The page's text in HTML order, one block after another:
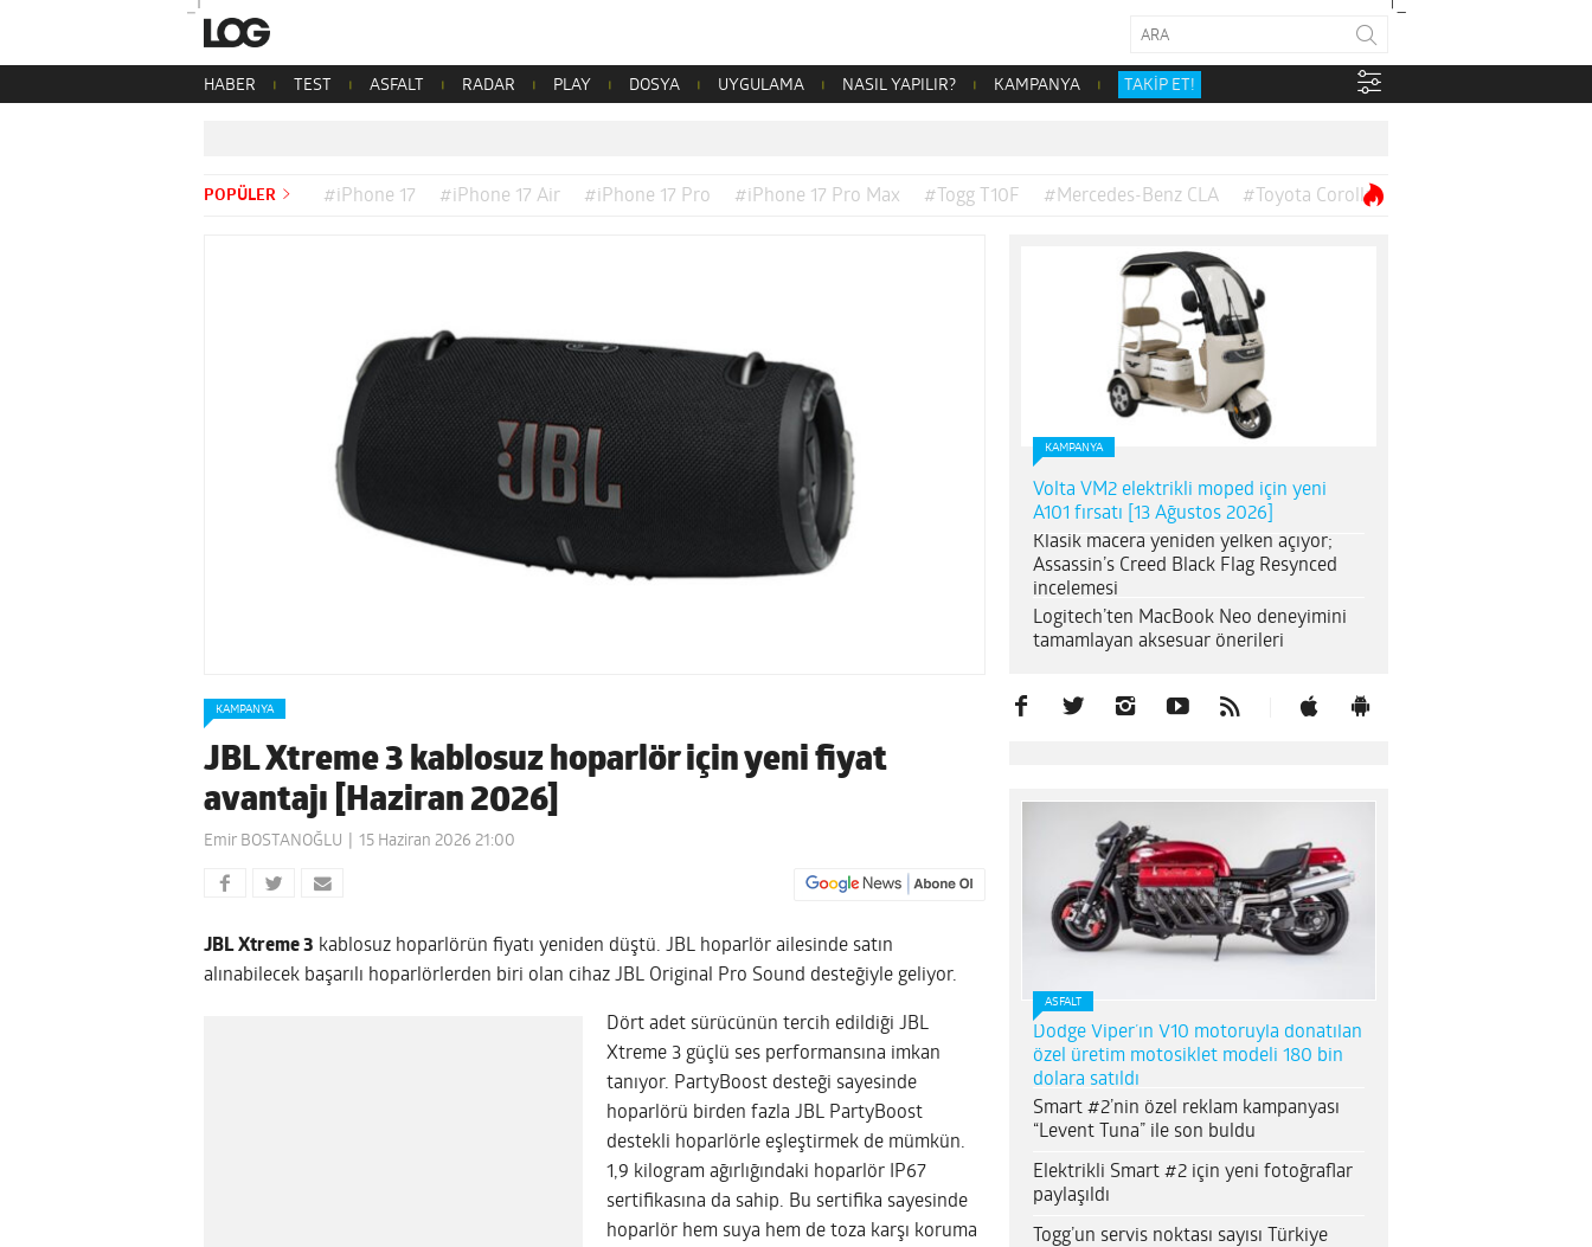
HABER TEST ASFALT RADAR PLAY DOSYA UYGULAMA NASIL YAPILIR? KAMPANYA TAKİP ET!
POPÜLER #iPhone 17 #iPhone 17 Air #iPhone 17 Pro #iPhone 17 Pro Max #Togg T10F #Mercedes-Benz CLA #Toyota Corolla
KAMPANYA
JBL Xtreme 3 kablosuz hoparlör için yeni fiyat
avantajı [Haziran 2026]
Emir BOSTANOĞLU 15 Haziran 2026 21:00
JBL Xtreme 3 kablosuz hoparlörün fiyatı yeniden düştü. JBL hoparlör ailesinde satın
alınabilecek başarılı hoparlörlerden biri olan cihaz JBL Original Pro Sound desteğiyle geliyor.
Dört adet sürücünün tercih edildiği JBL
Xtreme 3 güçlü ses performansına imkan
tanıyor. PartyBoost desteği sayesinde
hoparlörü birden fazla JBL PartyBoost
destekli hoparlörle eşleştirmek de mümkün.
1,9 kilogram ağırlığındaki hoparlör IP67
sertifikasına da sahip. Bu sertifika sayesinde
hoparlör hem suya hem de toza karşı koruma
KAMPANYA
Volta VM2 elektrikli moped için yeni
A101 fırsatı [13 Ağustos 2026]
Klasik macera yeniden yelken açıyor;
Assassin’s Creed Black Flag Resynced
incelemesi
Logitech’ten MacBook Neo deneyimini
tamamlayan aksesuar önerileri
ASFALT
Dodge Viper’ın V10 motoruyla donatılan
özel üretim motosiklet modeli 180 bin
dolara satıldı
Smart #2’nin özel reklam kampanyası
“Levent Tuna” ile son buldu
Elektrikli Smart #2 için yeni fotoğraflar
paylaşıldı
Togg’un servis noktası sayısı Türkiye